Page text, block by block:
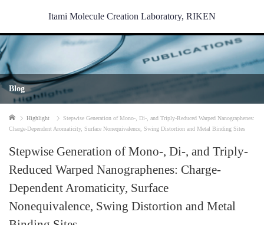
Itami Molecule Creation Laboratory, RIKEN
Blog
Home Highlight
Stepwise Generation of Mono-, Di-, and Triply-Reduced Warped Nanographenes:
Charge-Dependent Aromaticity, Surface Nonequivalence, Swing Distortion and Metal Binding Sites
Stepwise Generation of Mono-, Di-, and Triply-
Reduced Warped Nanographenes: Charge-
Dependent Aromaticity, Surface
Nonequivalence, Swing Distortion and Metal